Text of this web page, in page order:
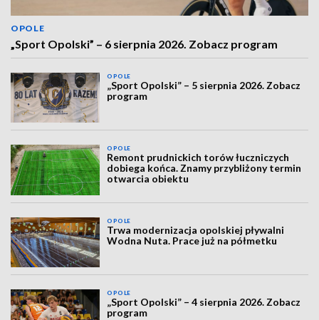
OPOLE
„Sport Opolski” – 6 sierpnia 2026. Zobacz program
OPOLE
„Sport Opolski” – 5 sierpnia 2026. Zobacz
program
OPOLE
Remont prudnickich torów łuczniczych
dobiega końca. Znamy przybliżony termin
otwarcia obiektu
OPOLE
Trwa modernizacja opolskiej pływalni
Wodna Nuta. Prace już na półmetku
OPOLE
„Sport Opolski” – 4 sierpnia 2026. Zobacz
program